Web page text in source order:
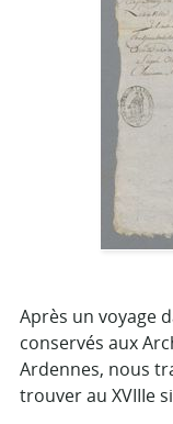
Après un voyage
conservés aux
Ardennes, nous
trouver au XVIIIe